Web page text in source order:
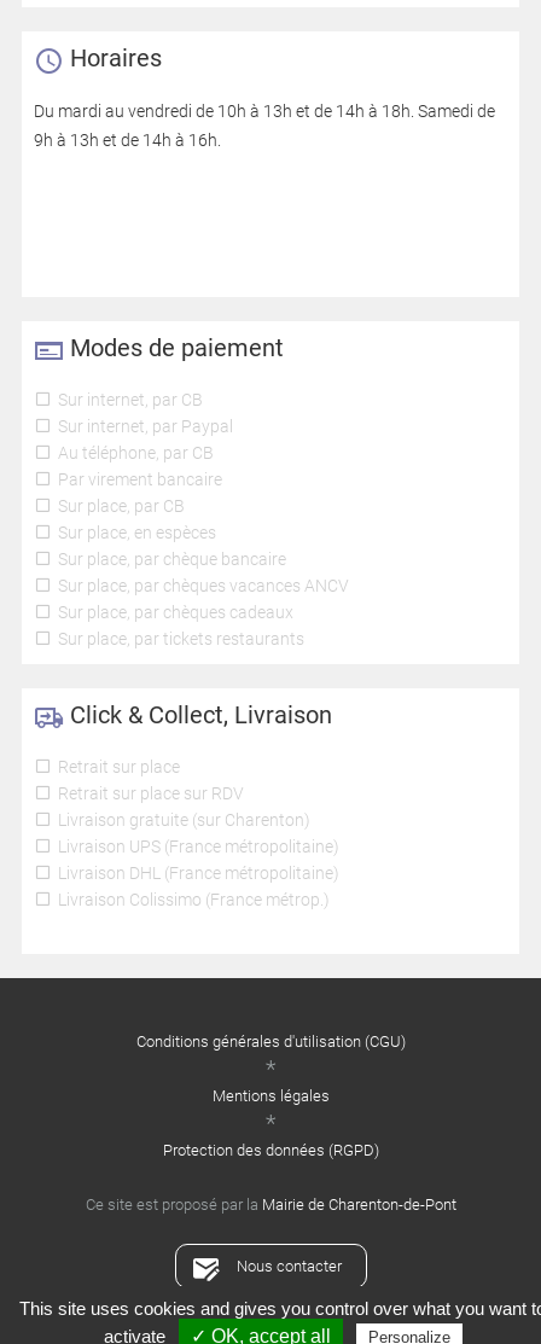
Horaires
Du mardi au vendredi de 10h à 13h et de 14h à 18h. Samedi de
9h à 13h et de 14h à 16h.
Modes de paiement
Sur internet, par CB
Sur internet, par Paypal
Au téléphone, par CB
Par virement bancaire
Sur place, par CB
Sur place, en espèces
Sur place, par chèque bancaire
Sur place, par chèques vacances ANCV
Sur place, par chèques cadeaux
Sur place, par tickets restaurants
Click & Collect, Livraison
Retrait sur place
Retrait sur place sur RDV
Livraison gratuite (sur Charenton)
Livraison UPS (France métropolitaine)
Livraison DHL (France métropolitaine)
Livraison Colissimo (France métrop.)
Conditions générales d'utilisation (CGU)
Mentions légales
Protection des données (RGPD)
Ce site est proposé par la Mairie de Charenton-de-Pont
Nous contacter
Crédits : Xooloop Studio
This site uses cookies and gives you control over what you want
activate
✓ OK, accept all Personalize